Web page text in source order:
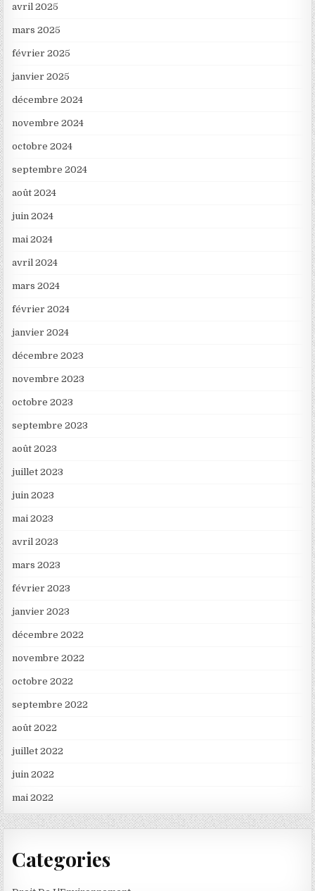
avril 2025
mars 2025
février 2025
janvier 2025
décembre 2024
novembre 2024
octobre 2024
septembre 2024
août 2024
juin 2024
mai 2024
avril 2024
mars 2024
février 2024
janvier 2024
décembre 2023
novembre 2023
octobre 2023
septembre 2023
août 2023
juillet 2023
juin 2023
mai 2023
avril 2023
mars 2023
février 2023
janvier 2023
décembre 2022
novembre 2022
octobre 2022
septembre 2022
août 2022
juillet 2022
juin 2022
mai 2022
Categories